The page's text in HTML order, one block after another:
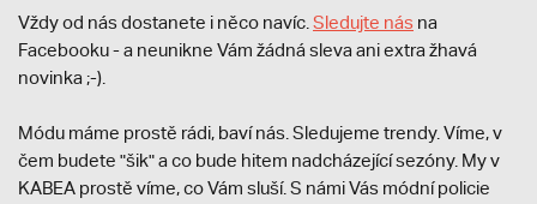
Vždy od nás dostanete i něco navíc. Sledujte nás na
Facebooku - a neunikne Vám žádná sleva ani extra žhavá
novinka ;-).
Módu máme prostě rádi, baví nás. Sledujeme trendy. Víme, v
čem budete "šik" a co bude hitem nadcházející sezóny. My v
KABEA prostě víme, co Vám sluší. S námi Vás módní policie